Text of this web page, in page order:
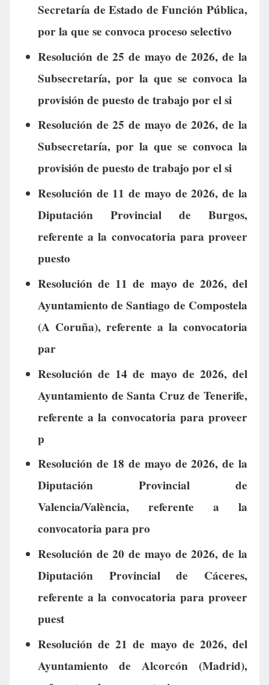
Secretaría de Estado de Función Pública,
por la que se convoca proceso selectivo
Resolución de 25 de mayo de 2026, de la
Subsecretaría, por la que se convoca la
provisión de puesto de trabajo por el si
Resolución de 25 de mayo de 2026, de la
Subsecretaría, por la que se convoca la
provisión de puesto de trabajo por el si
Resolución de 11 de mayo de 2026, de la
Diputación Provincial de Burgos,
referente a la convocatoria para proveer
puesto
Resolución de 11 de mayo de 2026, del
Ayuntamiento de Santiago de Compostela
(A Coruña), referente a la convocatoria
par
Resolución de 14 de mayo de 2026, del
Ayuntamiento de Santa Cruz de Tenerife,
referente a la convocatoria para proveer
p
Resolución de 18 de mayo de 2026, de la
Diputación Provincial de
Valencia/València, referente a la
convocatoria para pro
Resolución de 20 de mayo de 2026, de la
Diputación Provincial de Cáceres,
referente a la convocatoria para proveer
puest
Resolución de 21 de mayo de 2026, del
Ayuntamiento de Alcorcón (Madrid),